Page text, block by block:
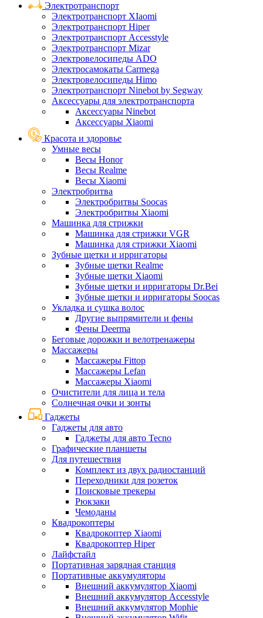
Электротранспорт
Электротранспорт XIaomi
Электротранспорт Hiper
Электротранспорт Accesstyle
Электротранспорт Mizar
Электровелосипеды ADO
Электросамокаты Carmega
Электровелосипеды Himo
Электротранспорт Ninebot by Segway
Аксессуары для электротранспорта
Аксессуары Ninebot
Аксессуары Xiaomi
Красота и здоровье
Умные весы
Весы Honor
Весы Realme
Весы Xiaomi
Электробритва
Электробритвы Soocas
Электробритвы Xiaomi
Машинка для стрижки
Машинка для стрижки VGR
Машинка для стрижки Xiaomi
Зубные щетки и ирригаторы
Зубные щетки Realme
Зубные щетки Xiaomi
Зубные щетки и ирригаторы Dr.Bei
Зубные щетки и ирригаторы Soocas
Укладка и сушка волос
Другие выпрямители и фены
Фены Deerma
Беговые дорожки и велотренажеры
Массажеры
Массажеры Fittop
Массажеры Lefan
Массажеры Xiaomi
Очистители для лица и тела
Солнечная очки и зонты
Гаджеты
Гаджеты для авто
Гаджеты для авто Tecno
Графические планшеты
Для путешествия
Комплект из двух радиостанций
Переходники для розеток
Поисковые трекеры
Рюкзаки
Чемоданы
Квадрокоптеры
Квадрокоптер Xiaomi
Квадрокоптер Hiper
Лайфстайл
Портативная зарядная станция
Портативные аккумуляторы
Внешний аккумулятор Xiaomi
Внешний аккумулятор Accesstyle
Внешний аккумулятор Mophie